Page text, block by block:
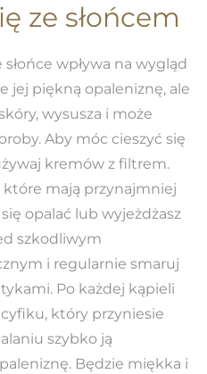
ze słońcem
wpływa na wygląd
jej piękną opaleniznę, ale
wysusza i może
Aby móc cieszyć się
kremów z filtrem.
mają przynajmniej
opalać lub wyjeżdżasz
szkodliwym
i regularnie smaruj
Po każdej kąpieli
który przyniesie
szybko ją
Będzie miękka i